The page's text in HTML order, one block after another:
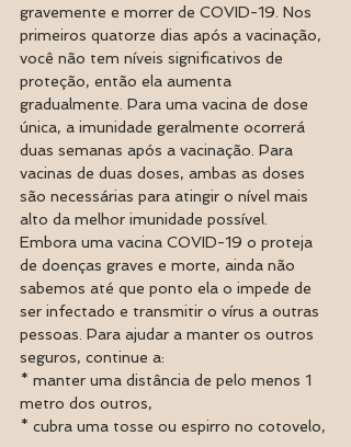
gravemente e morrer de COVID-19. Nos
primeiros quatorze dias após a vacinação,
você não tem níveis significativos de
proteção, então ela aumenta
gradualmente. Para uma vacina de dose
única, a imunidade geralmente ocorrerá
duas semanas após a vacinação. Para
vacinas de duas doses, ambas as doses
são necessárias para atingir o nível mais
alto da melhor imunidade possível.
Embora uma vacina COVID-19 o proteja
de doenças graves e morte, ainda não
sabemos até que ponto ela o impede de
ser infectado e transmitir o vírus a outras
pessoas. Para ajudar a manter os outros
seguros, continue a:
* manter uma distância de pelo menos 1
metro dos outros,
* cubra uma tosse ou espirro no cotovelo,